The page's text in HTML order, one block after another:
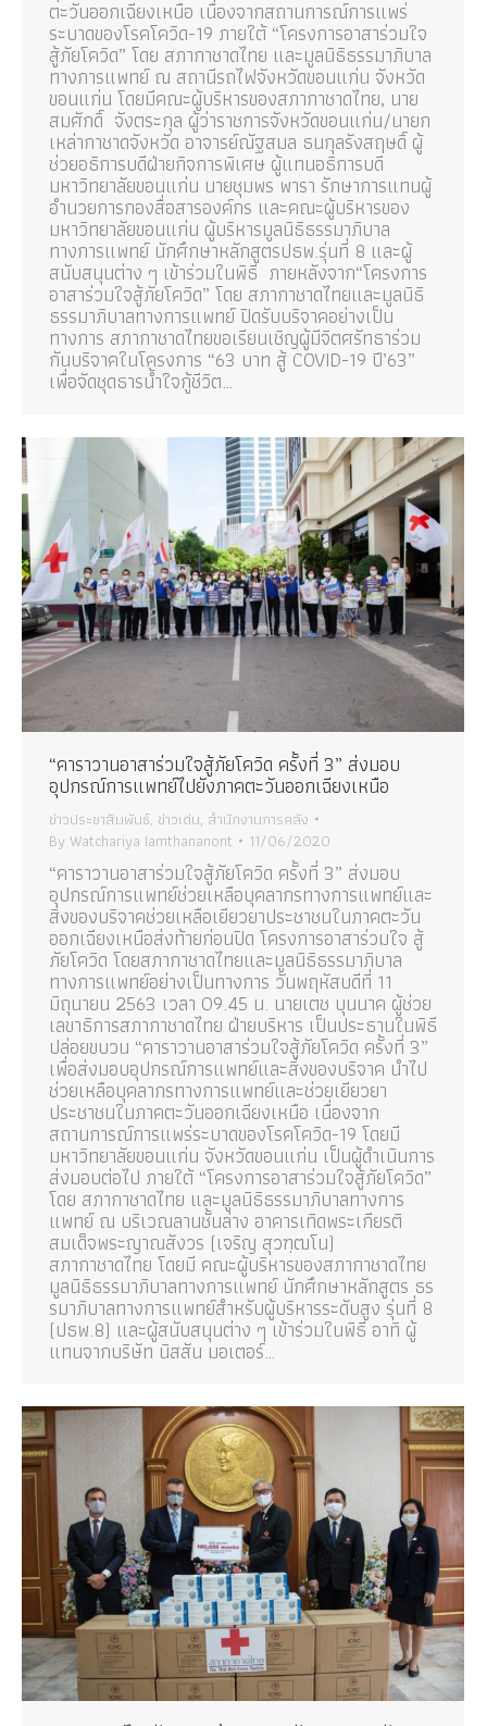
ตะวันออกเฉียงเหนือ เนื่องจากสถานการณ์การแพร่
ระบาดของโรคโควิด-19 ภายใต้ “โครงการอาสาร่วมใจ
สู้ภัยโควิด” โดย สภากาชาดไทย และมูลนิธิธรรมาภิบาล
ทางการแพทย์ ณ สถานีรถไฟจังหวัดขอนแก่น จังหวัด
ขอนแก่น โดยมีคณะผู้บริหารของสภากาชาดไทย, นาย
สมศักดิ์ จังตระกุล ผู้ว่าราชการจังหวัดขอนแก่น/นายก
เหล่ากาชาดจังหวัด อาจารย์ณัฐสมล ธนกุลรังสฤษดิ์ ผู้
ช่วยอธิการบดีฝ่ายกิจการพิเศษ ผู้แทนอธิการบดี
มหาวิทยาลัยขอนแก่น นายชุมพร พารา รักษาการแทนผู้
อำนวยการกองสื่อสารองค์กร และคณะผู้บริหารของ
มหาวิทยาลัยขอนแก่น ผู้บริหารมูลนิธิธรรมาภิบาล
ทางการแพทย์ นักศึกษาหลักสูตรปธพ.รุ่นที่ 8 และผู้
สนับสนุนต่าง ๆ เข้าร่วมในพิธี ภายหลังจาก“โครงการ
อาสาร่วมใจสู้ภัยโควิด” โดย สภากาชาดไทยและมูลนิธิ
ธรรมาภิบาลทางการแพทย์ ปิดรับบริจาคอย่างเป็น
ทางการ สภากาชาดไทยขอเรียนเชิญผู้มีจิตศรัทธาร่วม
กันบริจาคในโครงการ “63 บาท สู้ COVID-19 ปี’63”
เพื่อจัดชุดธารน้ำใจกู้ชีวิต…
“คาราวานอาสาร่วมใจสู้ภัยโควิด ครั้งที่ 3” ส่งมอบ
อุปกรณ์การแพทย์ไปยังภาคตะวันออกเฉียงเหนือ
ข่าวประชาสัมพันธ์, ข่าวเด่น, สำนักงานการคลัง
By Watchariya Iamthananont 11/06/2020
“คาราวานอาสาร่วมใจสู้ภัยโควิด ครั้งที่ 3” ส่งมอบ
อุปกรณ์การแพทย์ช่วยเหลือบุคลากรทางการแพทย์และ
สิ่งของบริจาคช่วยเหลือเยียวยาประชาชนในภาคตะวัน
ออกเฉียงเหนือส่งท้ายก่อนปิด โครงการอาสาร่วมใจ สู้
ภัยโควิด โดยสภากาชาดไทยและมูลนิธิธรรมาภิบาล
ทางการแพทย์อย่างเป็นทางการ วันพฤหัสบดีที่ 11
มิถุนายน 2563 เวลา 09.45 น. นายเตช บุนนาค ผู้ช่วย
เลขาธิการสภากาชาดไทย ฝ่ายบริหาร เป็นประธานในพิธี
ปล่อยขบวน “คาราวานอาสาร่วมใจสู้ภัยโควิด ครั้งที่ 3”
เพื่อส่งมอบอุปกรณ์การแพทย์และสิ่งของบริจาค นำไป
ช่วยเหลือบุคลากรทางการแพทย์และช่วยเยียวยา
ประชาชนในภาคตะวันออกเฉียงเหนือ เนื่องจาก
สถานการณ์การแพร่ระบาดของโรคโควิด-19 โดยมี
มหาวิทยาลัยขอนแก่น จังหวัดขอนแก่น เป็นผู้ดำเนินการ
ส่งมอบต่อไป ภายใต้ “โครงการอาสาร่วมใจสู้ภัยโควิด”
โดย สภากาชาดไทย และมูลนิธิธรรมาภิบาลทางการ
แพทย์ ณ บริเวณลานชั้นล่าง อาคารเทิดพระเกียรติ
สมเด็จพระญาณสังวร (เจริญ สุวฑฺฒโน)
สภากาชาดไทย โดยมี คณะผู้บริหารของสภากาชาดไทย
มูลนิธิธรรมาภิบาลทางการแพทย์ นักศึกษาหลักสูตร ธร
รมาภิบาลทางการแพทย์สำหรับผู้บริหารระดับสูง รุ่นที่ 8
(ปธพ.8) และผู้สนับสนุนต่าง ๆ เข้าร่วมในพิธี อาทิ ผู้
แทนจากบริษัท นิสสัน มอเตอร์…